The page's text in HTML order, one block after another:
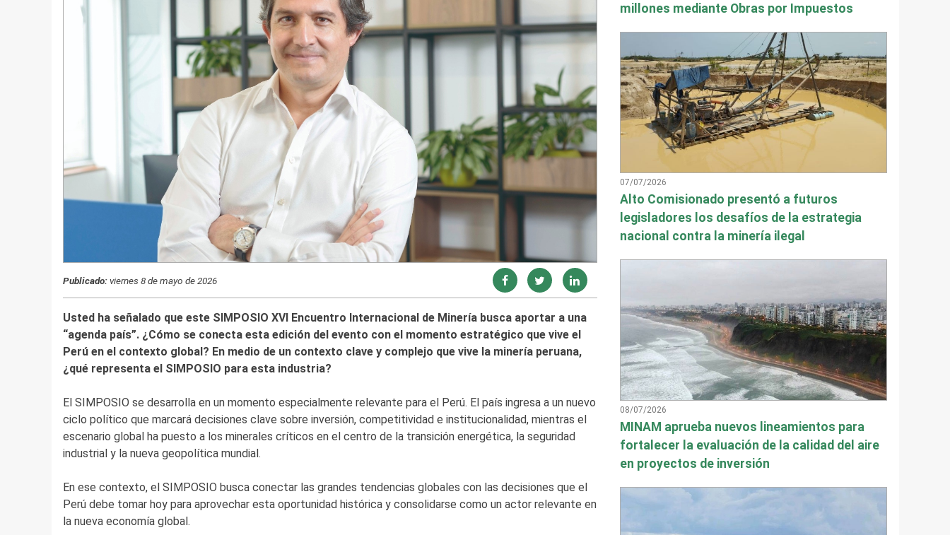
Publicado:viernes 8 de mayo de 2026
Usted ha señalado que este SIMPOSIO XVI Encuentro Internacional de Minería busca aportar a una
“agenda país”. ¿Cómo se conecta esta edición del evento con el momento estratégico que vive el
Perú en el contexto global? En medio de un contexto clave y complejo que vive la minería peruana,
¿qué representa el SIMPOSIO para esta industria?
El SIMPOSIO se desarrolla en un momento especialmente relevante para el Perú. El país ingresa a un nuevo
ciclo político que marcará decisiones clave sobre inversión, competitividad e institucionalidad, mientras el
escenario global ha puesto a los minerales críticos en el centro de la transición energética, la seguridad
industrial y la nueva geopolítica mundial.
En ese contexto, el SIMPOSIO busca conectar las grandes tendencias globales con las decisiones que el
Perú debe tomar hoy para aprovechar esta oportunidad histórica y consolidarse como un actor relevante en
la nueva economía global.
millones mediante Obras por Impuestos
07/07/2026
Alto Comisionado presentó a futuros
legisladores los desafíos de la estrategia
nacional contra la minería ilegal
08/07/2026
MINAM aprueba nuevos lineamientos para
fortalecer la evaluación de la calidad del aire
en proyectos de inversión